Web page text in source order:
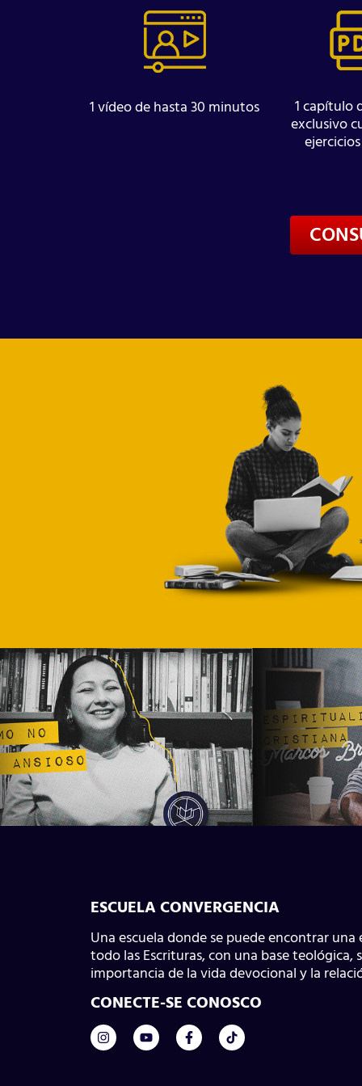
1 vídeo de hasta 30 minutos 1 capítulo
exclusivo
ESCUELA CONVERGENCIA
Una escuela donde se puede encontrar
todo las Escrituras, con una base teológica,
importancia de la vida devocional y la
CONECTE-SE CONOSCO